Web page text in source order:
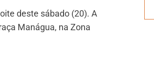
deste sábado (20). A
Manágua, na Zona